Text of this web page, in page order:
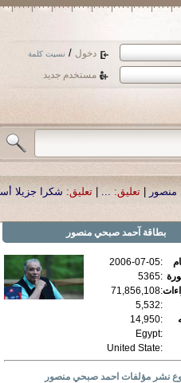
دخول / نسيت كلمة
مستخدم جديد
...
|تعليق: شكرا جزيلا أستاذ حمد الحمد
بطاقة آحمد صبحي منصور
:
2006-07-05
:
5365
:
71,856,108
:
5,532
:
14,950
:
Egypt
:
United State
نشر مؤلفات احمد صبحي منصور